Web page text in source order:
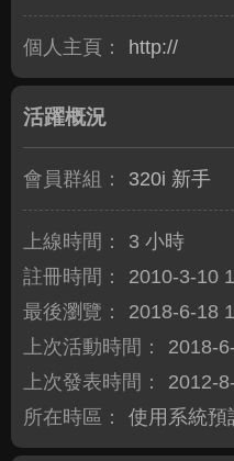
個人主頁： http://
活躍概況
會員群組： 320i 新手
上線時間：
3 小時
註冊時間：
2010-3-10
最後瀏覽：
2018-6-18
上次活動時間：
2018-
上次發表時間：
2012-
所在時區：
使用系統預